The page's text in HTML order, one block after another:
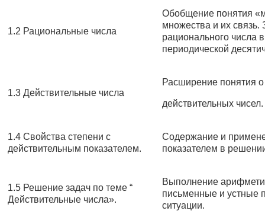
1.2 Рациональные числа
Обобщение понятия
множества и их связь.
рационального числа
периодической
1.3 Действительные числа
Расширение понятия
действительных чисел.
1.4 Свойства степени с
действительным показателем.
Содержание и
показателем в
1.5 Решение задач по теме “
Действительные числа».
Выполнение
письменные и устные
ситуации.